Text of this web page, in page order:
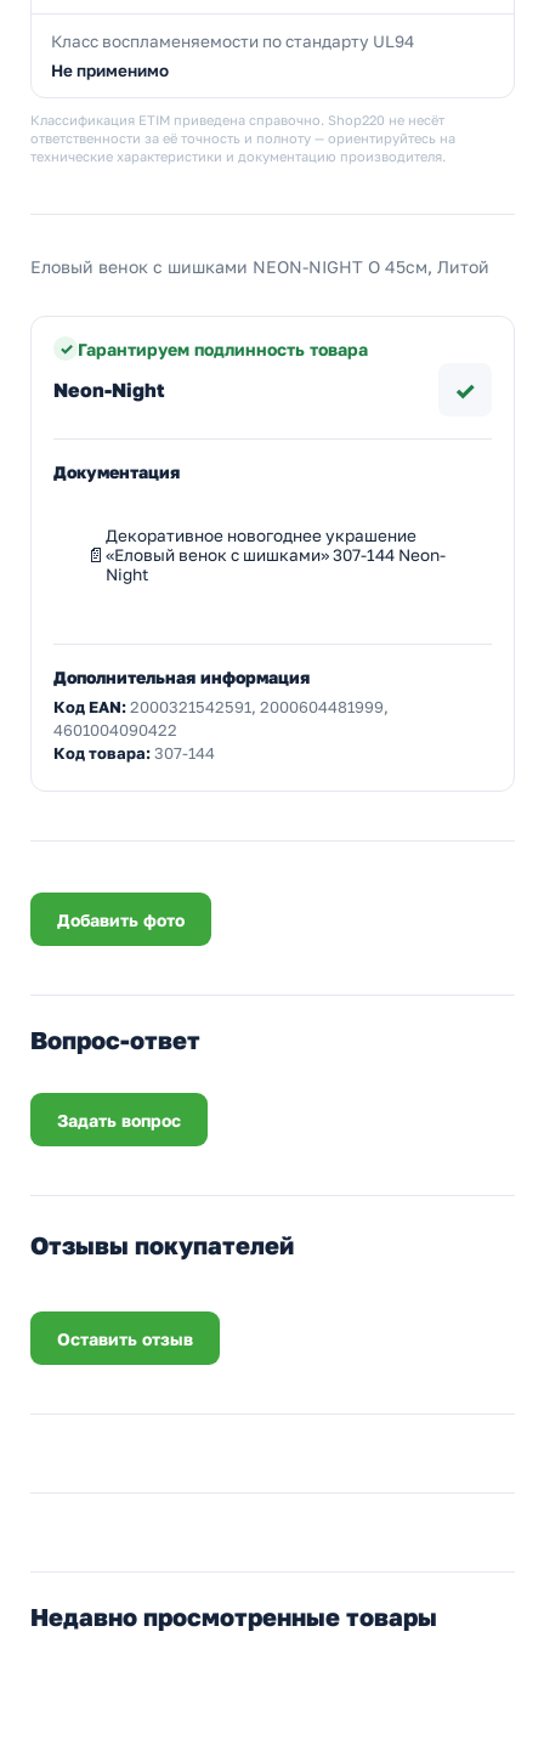
Класс воспламеняемости по стандарту UL94
Не применимо
Классификация ETIM приведена справочно. Shop220 не несёт
ответственности за её точность и полноту — ориентируйтесь на
технические характеристики и документацию производителя.
Еловый венок с шишками NEON-NIGHT O 45см, Литой
Гарантируем подлинность товара
Neon-Night ✓
Документация
Декоративное новогоднее украшение
«Еловый венок с шишками» 307-144 Neon-
Night
Дополнительная информация
Код EAN:2000321542591, 2000604481999,
4601004090422
Код товара:307-144
Добавить фото
Вопрос-ответ
Задать вопрос
Отзывы покупателей
Оставить отзыв
Недавно просмотренные товары